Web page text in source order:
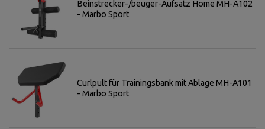
Beinstrecker-/beuger-Aufsatz Home MH-A102
- Marbo Sport
Curlpult für Trainingsbank mit Ablage MH-A101
- Marbo Sport